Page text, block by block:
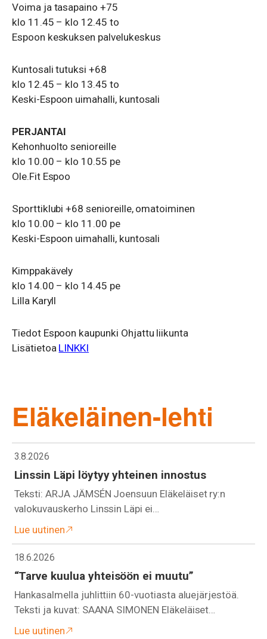
Voima ja tasapaino +75
klo 11.45 – klo 12.45 to
Espoon keskuksen palvelukeskus
Kuntosali tutuksi +68
klo 12.45 – klo 13.45 to
Keski-Espoon uimahalli, kuntosali
PERJANTAI
Kehonhuolto senioreille
klo 10.00 – klo 10.55 pe
Ole.Fit Espoo
Sporttiklubi +68 senioreille, omatoiminen
klo 10.00 – klo 11.00 pe
Keski-Espoon uimahalli, kuntosali
Kimppakävely
klo 14.00 – klo 14.45 pe
Lilla Karyll
Tiedot Espoon kaupunki Ohjattu liikunta
Lisätietoa LINKKI
Eläkeläinen-lehti
3.8.2026
Linssin Läpi löytyy yhteinen innostus
Teksti: ARJA JÄMSÉN Joensuun Eläkeläiset ry:n
valokuvauskerho Linssin Läpi ei…
Lue uutinen
18.6.2026
“Tarve kuulua yhteisöön ei muutu”
Hankasalmella juhlittiin 60-vuotiasta aluejärjestöä.
Teksti ja kuvat: SAANA SIMONEN Eläkeläiset…
Lue uutinen